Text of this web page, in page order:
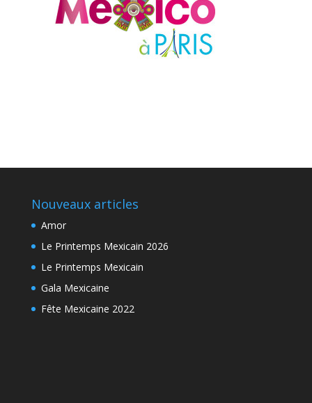
Nouveaux articles
Amor
Le Printemps Mexicain 2026
Le Printemps Mexicain
Gala Mexicaine
Fête Mexicaine 2022